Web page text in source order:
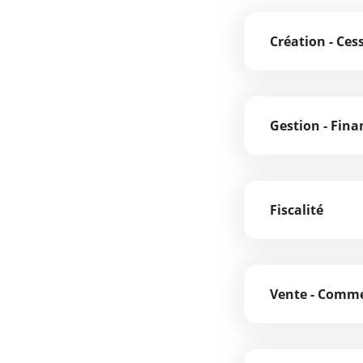
Création -
Gestion -
Fiscalité
Vente -